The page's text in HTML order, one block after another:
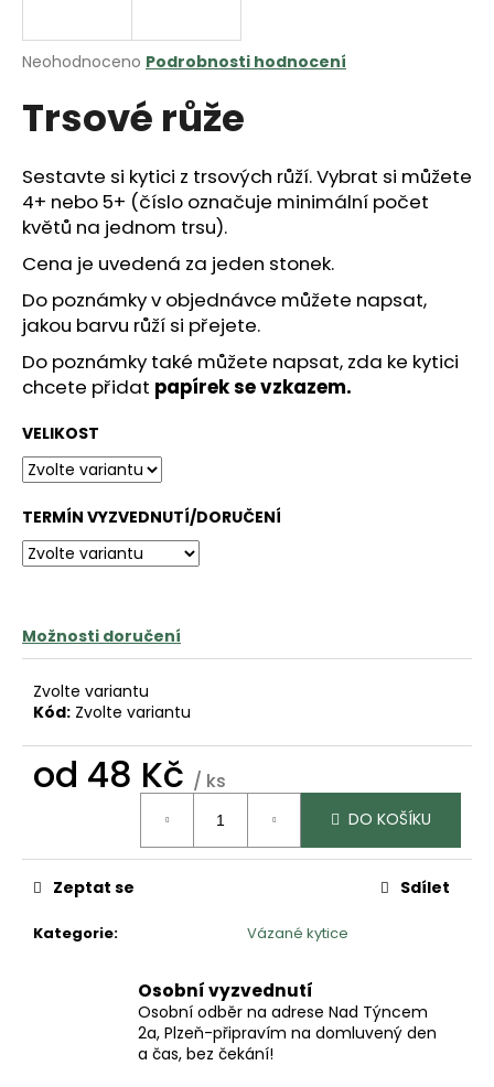
Průměrné
produktu
z
5
hvězdiček.
Neohodnoceno Podrobnosti hodnocení
Trsové růže
Sestavte si kytici z trsových růží. Vybrat si můžete
4+ nebo 5+ (číslo označuje minimální počet
květů na jednom trsu).
Cena je uvedená za jeden stonek.
Do poznámky v objednávce můžete napsat,
jakou barvu růží si přejete.
Do poznámky také můžete napsat, zda ke kytici
chcete přidat papírek se vzkazem.
VELIKOST
TERMÍN VYZVEDNUTÍ/DORUČENÍ
Možnosti doručení
Zvolte variantu
Kód: Zvolte variantu
od 48 Kč / ks
DO KOŠÍKU
Kategorie: Vázané kytice
Zeptat se Sdílet
Osobní vyzvednutí
Osobní odběr na adrese Nad Týncem
2a, Plzeň-připravím na domluvený den
a čas, bez čekání!
j
t
?
HLEDAT
D
o
p
o
r
u
u
j
e